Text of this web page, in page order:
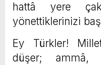
hattâ yere
yönettiklerinizi
Ey Türkler!
düşer; ammâ,